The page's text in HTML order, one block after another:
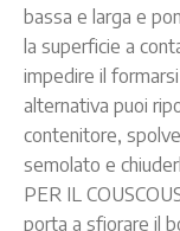
bassa e larga e
la superficie a
impedire il
alternativa puoi
contenitore,
semolato e
PER IL
porta a sfiorare il